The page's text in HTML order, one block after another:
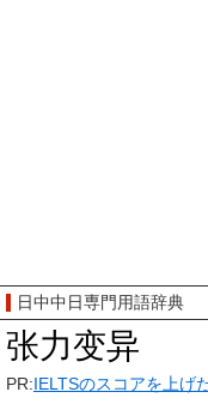
日中中日専門用語辞典
张力变异
PR:IELTSのスコアを上げ